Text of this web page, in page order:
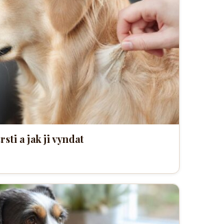
a jak ji vyndat